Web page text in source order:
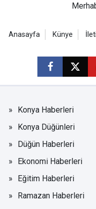
Anasayfa Künye
Konya Haberleri
Konya Düğünleri
Düğün Haberleri
Ekonomi Haberleri
Eğitim Haberleri
Ramazan Haberleri